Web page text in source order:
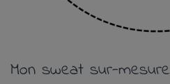
Mon sweat sur-mesure